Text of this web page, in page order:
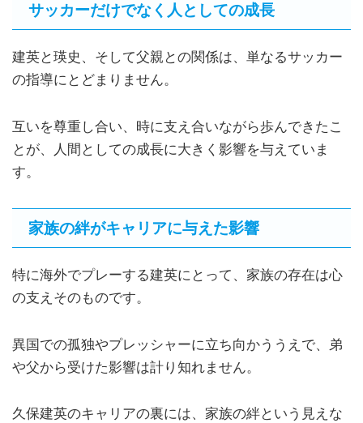
サッカーだけでなく人としての成長
建英と瑛史、そして父親との関係は、単なるサッカー
の指導にとどまりません。
互いを尊重し合い、時に支え合いながら歩んできたこ
とが、人間としての成長に大きく影響を与えていま
す。
家族の絆がキャリアに与えた影響
特に海外でプレーする建英にとって、家族の存在は心
の支えそのものです。
異国での孤独やプレッシャーに立ち向かううえで、弟
や父から受けた影響は計り知れません。
久保建英のキャリアの裏には、家族の絆という見えな